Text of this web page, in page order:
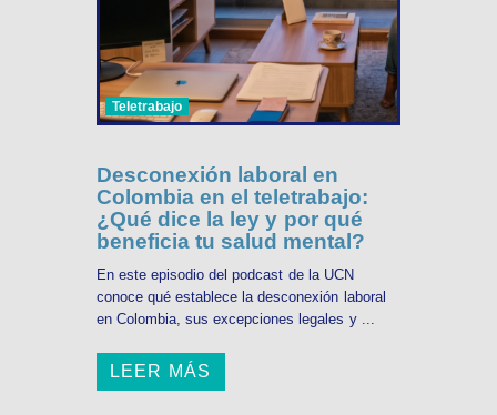
Teletrabajo
Desconexión laboral en
Colombia en el teletrabajo:
¿Qué dice la ley y por qué
beneficia tu salud mental?
En este episodio del podcast de la UCN
conoce qué establece la desconexión laboral
en Colombia, sus excepciones legales y ...
LEER MÁS